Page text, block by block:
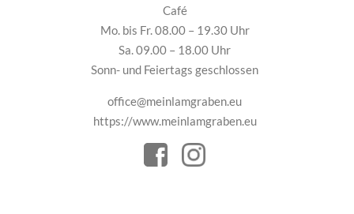
Café
Mo. bis Fr. 08.00 – 19.30 Uhr
Sa. 09.00 – 18.00 Uhr
Sonn- und Feiertags geschlossen
office@meinlamgraben.eu
https://www.meinlamgraben.eu